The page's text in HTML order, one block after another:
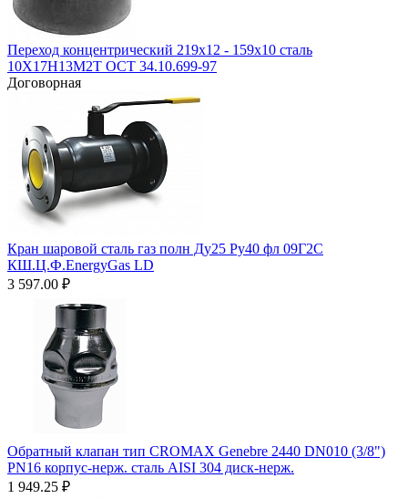
Переход концентрический 219х12 - 159х10 сталь
10Х17Н13М2Т ОСТ 34.10.699-97
Договорная
Кран шаровой сталь газ полн Ду25 Ру40 фл 09Г2С
КШ.Ц.Ф.EnergyGas LD
3 597.00 ₽
Обратный клапан тип CROMAX Genebre 2440 DN010 (3/8")
PN16 корпус-нерж. сталь AISI 304 диск-нерж.
1 949.25 ₽